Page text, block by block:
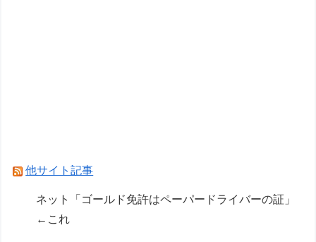
Powered by livedoor 相互RSS
他サイト記事
ネット「ゴールド免許はペーパードライバーの証」
←これ